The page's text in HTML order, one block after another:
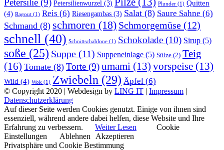
Petersilie (9) Petersilienwurzel (3) Plunder (1) Quitten
(4) Ragout (1) Reis (6) Riesengambas (3) Salat (8) Saure Sahne (6)
Schmand (8) schmoren (18) Schmorgemüse (12)
schnell (40) Schnittschablone (1) Schokolade (10) Sirup (5)
soße (25) Suppe (11) Suppeneinlage (5) Sülze (2) Teig
(16) Tomate (8) Torte (9)umami (13) vorspeise (13)
Wild (4) Wok (1) Zwiebeln (29) Äpfel (6)
© Copyright 2020 | Webdesign by LING IT | Impressum |
Datenschutzerklärung
Auf dieser Seite werden Cookies genutzt. Einige von ihnen sind
essenziell, während andere dabei helfen, diese Website und Ihre
Erfahrung zu verbessern.
Weiter Lesen
Cookie
Einstellungen
Ablehnen
Akzeptieren
Privatsphäre und Cookie Bestimmung